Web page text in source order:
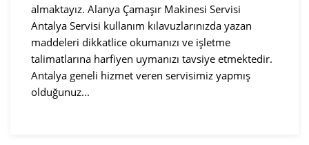
almaktayız. Alanya Çamaşır Makinesi Servisi
Antalya Servisi kullanım kılavuzlarınızda yazan
maddeleri dikkatlice okumanızı ve işletme
talimatlarına harfiyen uymanızı tavsiye etmektedir.
Antalya geneli hizmet veren servisimiz yapmış
olduğunuz...